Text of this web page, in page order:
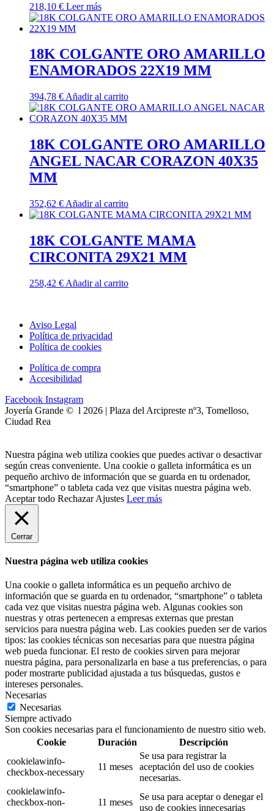
218,10 € Leer más
18K COLGANTE ORO AMARILLO
ENAMORADOS 22X19 MM
394,78 € Añadir al carrito
18K COLGANTE ORO AMARILLO
ANGEL NACAR CORAZON 40X35
MM
352,62 € Añadir al carrito
18K COLGANTE MAMA
CIRCONITA 29X21 MM
258,42 € Añadir al carrito
Aviso Legal
Política de privacidad
Política de cookies
Política de compra
Accesibilidad
Facebook Instagram
Joyería Grande © l 2026 | Plaza del Arcipreste nº3, Tomelloso,
Ciudad Rea
Nuestra página web utiliza cookies que puedes activar o desactivar
según creas conveniente. Una cookie o galleta informática es un
pequeño archivo de información que se guarda en tu ordenador,
“smartphone” o tableta cada vez que visitas nuestra página web.
Aceptar todo Rechazar Ajustes Leer más
Cerrar
Nuestra página web utiliza cookies
Una cookie o galleta informática es un pequeño archivo de
información que se guarda en tu ordenador, “smartphone” o tableta
cada vez que visitas nuestra página web. Algunas cookies son
nuestras y otras pertenecen a empresas externas que prestan
servicios para nuestra página web. Las cookies pueden ser de varios
tipos: las cookies técnicas son necesarias para que nuestra página
web pueda funcionar. El resto de cookies sirven para mejorar
nuestra página, para personalizarla en base a tus preferencias, o para
poder mostrarte publicidad ajustada a tus búsquedas, gustos e
intereses personales.
Necesarias
Necesarias
Siempre activado
Son cookies necesarias para el funcionamiento de nuestro sitio web.
Cookie
Duración
Descripción
cookielawinfo-
checkbox-necessary
11 meses
Se usa para registrar la
aceptación del uso de cookies
necesarias.
cookielawinfo-
checkbox-non-
11 meses
Se usa para aceptar o denegar el
uso de cookies innecesarias